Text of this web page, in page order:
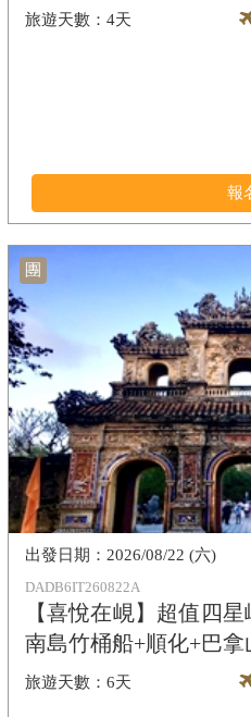
4天
報
團
DADB6IT260822A
【喜悅在峴】超值四
南島竹桶船+順化+巴
6天
2026/08/22 (六)